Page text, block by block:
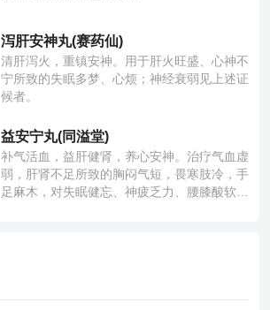
泻肝安神丸(赛药仙)
清肝泻火，重镇安神。用于肝火旺盛、心神不
宁所致的失眠多梦、心烦；神经衰弱见上述证
候者。
益安宁丸(同溢堂)
补气活血，益肝健肾，养心安神。治疗气血虚
弱，肝肾不足所致的胸闷气短，畏寒肢冷，手
足麻木，对失眠健忘、神疲乏力、腰膝酸软也